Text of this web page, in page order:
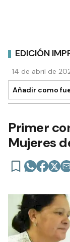
EDICIÓN
14 de abril de
Añadir como
Primer
Mujeres